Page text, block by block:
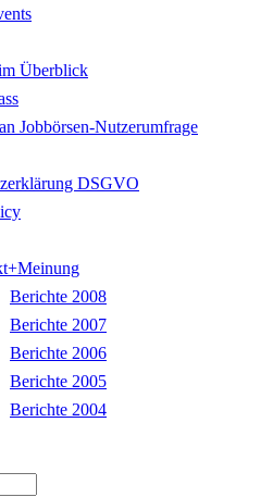
Überblick
Jobbörsen-Nutzerumfrage
DSGVO
Berichte 2008
Berichte 2007
Berichte 2006
Berichte 2005
Berichte 2004